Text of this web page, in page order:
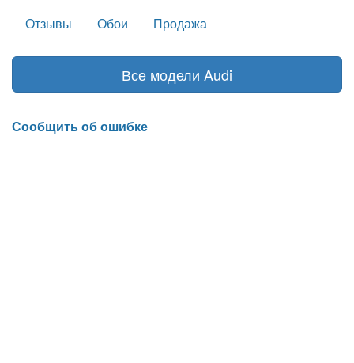
Отзывы
Обои Продажа
Все модели Audi
Сообщить об ошибке